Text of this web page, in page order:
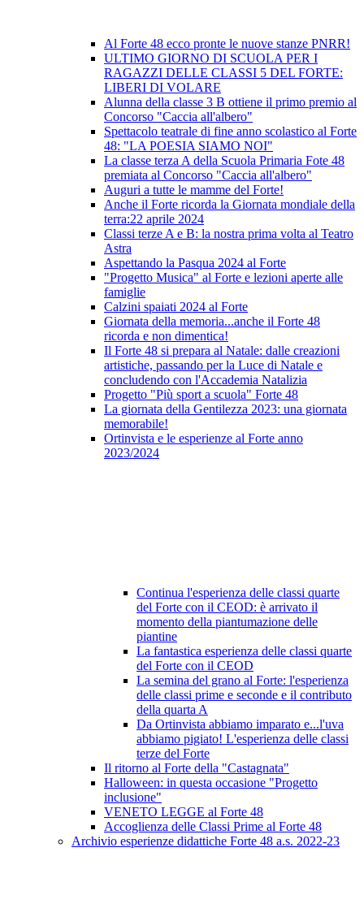
Al Forte 48 ecco pronte le nuove stanze PNRR!
ULTIMO GIORNO DI SCUOLA PER I
RAGAZZI DELLE CLASSI 5 DEL FORTE:
LIBERI DI VOLARE
Alunna della classe 3 B ottiene il primo premio al
Concorso "Caccia all'albero"
Spettacolo teatrale di fine anno scolastico al Forte
48: "LA POESIA SIAMO NOI"
La classe terza A della Scuola Primaria Fote 48
premiata al Concorso "Caccia all'albero"
Auguri a tutte le mamme del Forte!
Anche il Forte ricorda la Giornata mondiale della
terra:22 aprile 2024
Classi terze A e B: la nostra prima volta al Teatro
Astra
Aspettando la Pasqua 2024 al Forte
"Progetto Musica" al Forte e lezioni aperte alle
famiglie
Calzini spaiati 2024 al Forte
Giornata della memoria...anche il Forte 48
ricorda e non dimentica!
Il Forte 48 si prepara al Natale: dalle creazioni
artistiche, passando per la Luce di Natale e
concludendo con l'Accademia Natalizia
Progetto "Più sport a scuola" Forte 48
La giornata della Gentilezza 2023: una giornata
memorabile!
Ortinvista e le esperienze al Forte anno
2023/2024
Continua l'esperienza delle classi quarte
del Forte con il CEOD: è arrivato il
momento della piantumazione delle
piantine
La fantastica esperienza delle classi quarte
del Forte con il CEOD
La semina del grano al Forte: l'esperienza
delle classi prime e seconde e il contributo
della quarta A
Da Ortinvista abbiamo imparato e...l'uva
abbiamo pigiato! L'esperienza delle classi
terze del Forte
Il ritorno al Forte della "Castagnata"
Halloween: in questa occasione "Progetto
inclusione"
VENETO LEGGE al Forte 48
Accoglienza delle Classi Prime al Forte 48
Archivio esperienze didattiche Forte 48 a.s. 2022-23